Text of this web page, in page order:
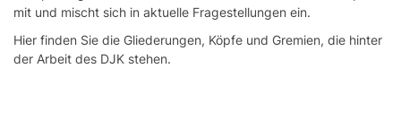
mit und mischt sich in aktuelle Fragestellungen ein.
Hier finden Sie die Gliederungen, Köpfe und Gremien, die hinter
der Arbeit des DJK stehen.